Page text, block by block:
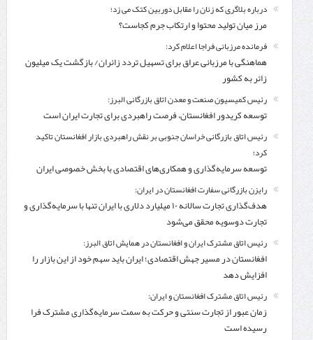
درباره بلاگری که زنان را مقابل دوربین کتک می زد؛
مرز میان تولید محتوا و ارتکاب جرم کجاست؟
فرمانده مرزبانی فراجا اعلام کرد:
هماهنگی با مرزبانی عراق برای تسهیل تردد زائران/ بازگشت یک میلیون
زائر به کشور
رئیس کمیسیون صنعت و معدن اتاق بازرگانی البرز:
توسعه کریدور افغانستان، فرصت راهبردی برای تجارت ایران است
رئیس اتاق بازرگانی خراسان جنوبی بر نقش راهبردی بازار افغانستان تاکید
کرد؛
توسعه سرمایه‌گذاری و همکاری‌های اقتصادی با بخش خصوصی ایران
رایزن بازرگانی سفارت افغانستان در ایران:
هدف‌گذاری تجارت سالانه ۱۰ میلیارد دلاری با ایران تنها با سرمایه‌گذاری و
تجارت دوسویه محقق می‌شود
رئیس اتاق مشترک ایران و افغانستان در همایش اتاق البرز:
افغانستان در مسیر جهش اقتصادی؛ ایران باید سهم خود از این بازار را
افزایش دهد
رئیس اتاق مشترک افغانستان و ایران:
زمان عبور از تجارت سنتی و حرکت به سمت سرمایه‌گذاری مشترک فرا
رسیده است